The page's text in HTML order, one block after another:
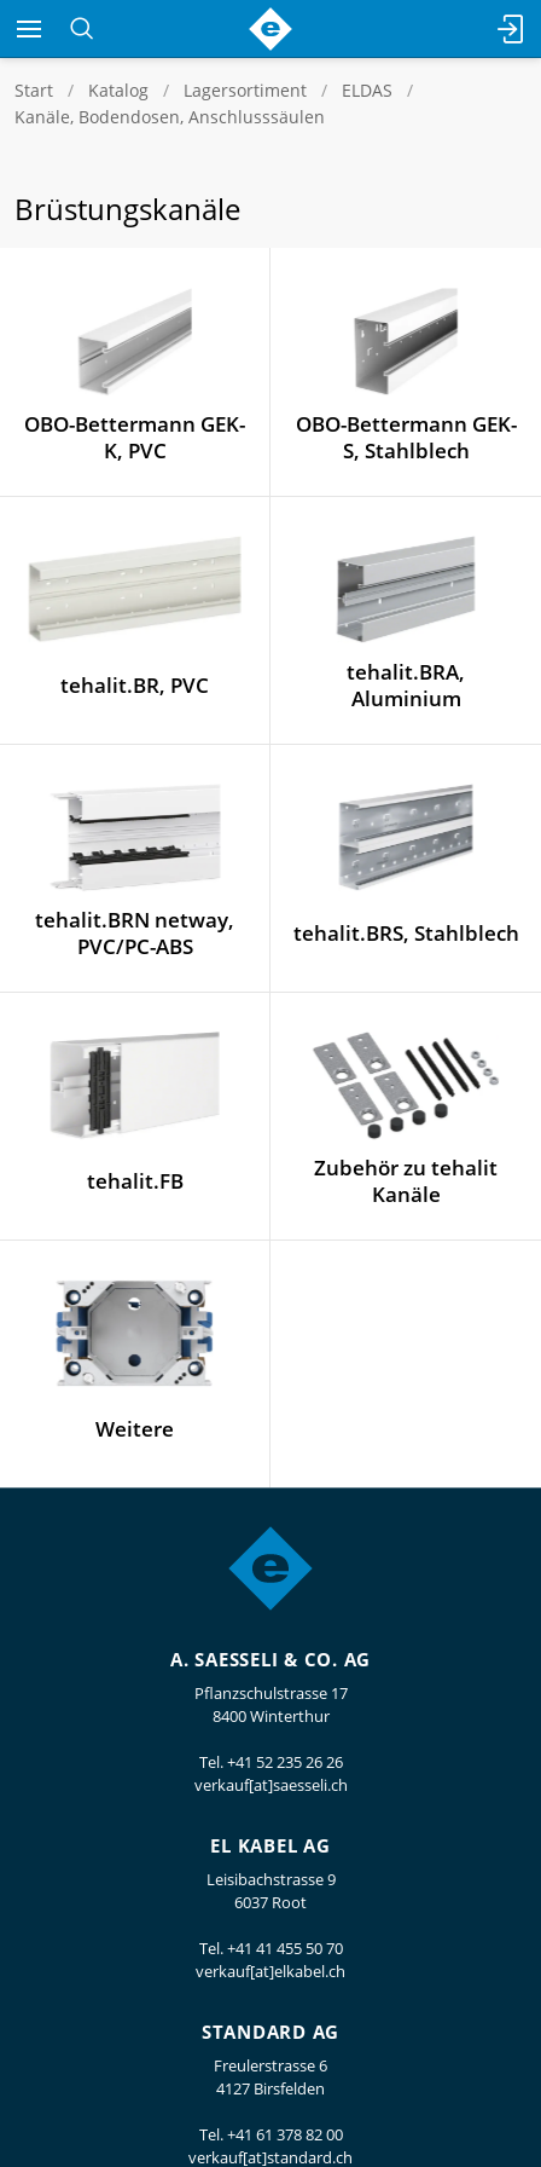
Start Katalog Lagersortiment
ELDAS
Kanäle, Bodendosen, Anschlusssäulen
Brüstungskanäle
OBO-Bettermann GEK-
K, PVC
OBO-Bettermann GEK-
S, Stahlblech
tehalit.BR, PVC
tehalit.BRA,
Aluminium
tehalit.BRN netway,
PVC/PC-ABS
tehalit.BRS, Stahlblech
tehalit.FB
Zubehör zu tehalit
Kanäle
Weitere
A. SAESSELI & CO. AG
Pflanzschulstrasse 17
8400 Winterthur
Tel.+41 52 235 26 26
verkauf[at]saesseli.ch
EL KABEL AG
Leisibachstrasse 9
6037 Root
Tel.+41 41 455 50 70
verkauf[at]elkabel.ch
STANDARD AG
Freulerstrasse 6
4127 Birsfelden
Tel.+41 61 378 82 00
verkauf[at]standard.ch